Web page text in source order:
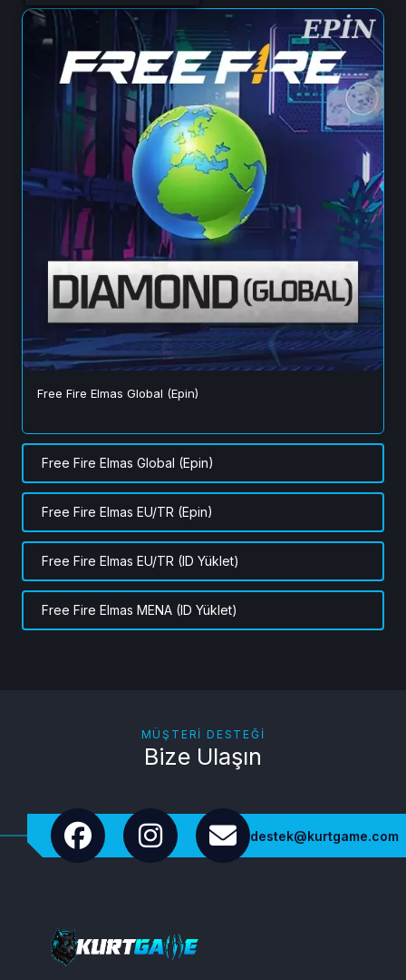
Free Fire Elmas Global (Epin)
Free Fire Elmas Global (Epin)
Free Fire Elmas EU/TR (Epin)
Free Fire Elmas EU/TR (ID Yüklet)
Free Fire Elmas MENA (ID Yüklet)
MÜŞTERI DESTEĞI
Bize Ulaşın
destek@kurtgame.com